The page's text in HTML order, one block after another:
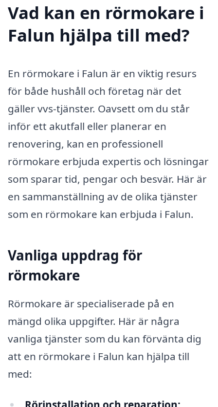
Vad kan en rörmokare i
Falun hjälpa till med?
En rörmokare i Falun är en viktig resurs
för både hushåll och företag när det
gäller vvs-tjänster. Oavsett om du står
inför ett akutfall eller planerar en
renovering, kan en professionell
rörmokare erbjuda expertis och lösningar
som sparar tid, pengar och besvär. Här är
en sammanställning av de olika tjänster
som en rörmokare kan erbjuda i Falun.
Vanliga uppdrag för
rörmokare
Rörmokare är specialiserade på en
mängd olika uppgifter. Här är några
vanliga tjänster som du kan förvänta dig
att en rörmokare i Falun kan hjälpa till
med: